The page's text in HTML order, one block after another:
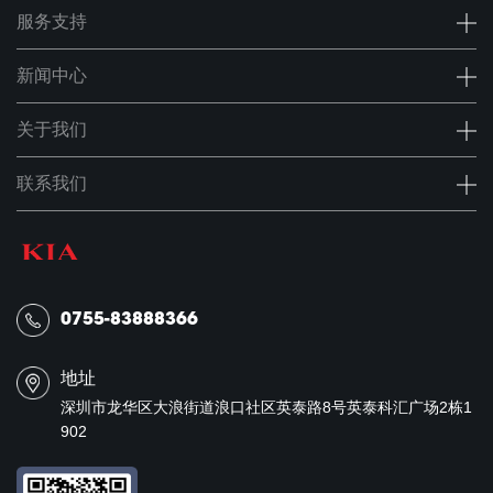
服务支持
新闻中心
关于我们
联系我们
0755-83888366
地址
深圳市龙华区大浪街道浪口社区英泰路8号英泰科汇广场2栋1
902